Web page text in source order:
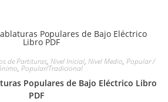
de Partituras, Nivel Inicial, Nivel Medio, Popular /
, Popular/Tradicional
Populares de Bajo Eléctrico Libro
PDF